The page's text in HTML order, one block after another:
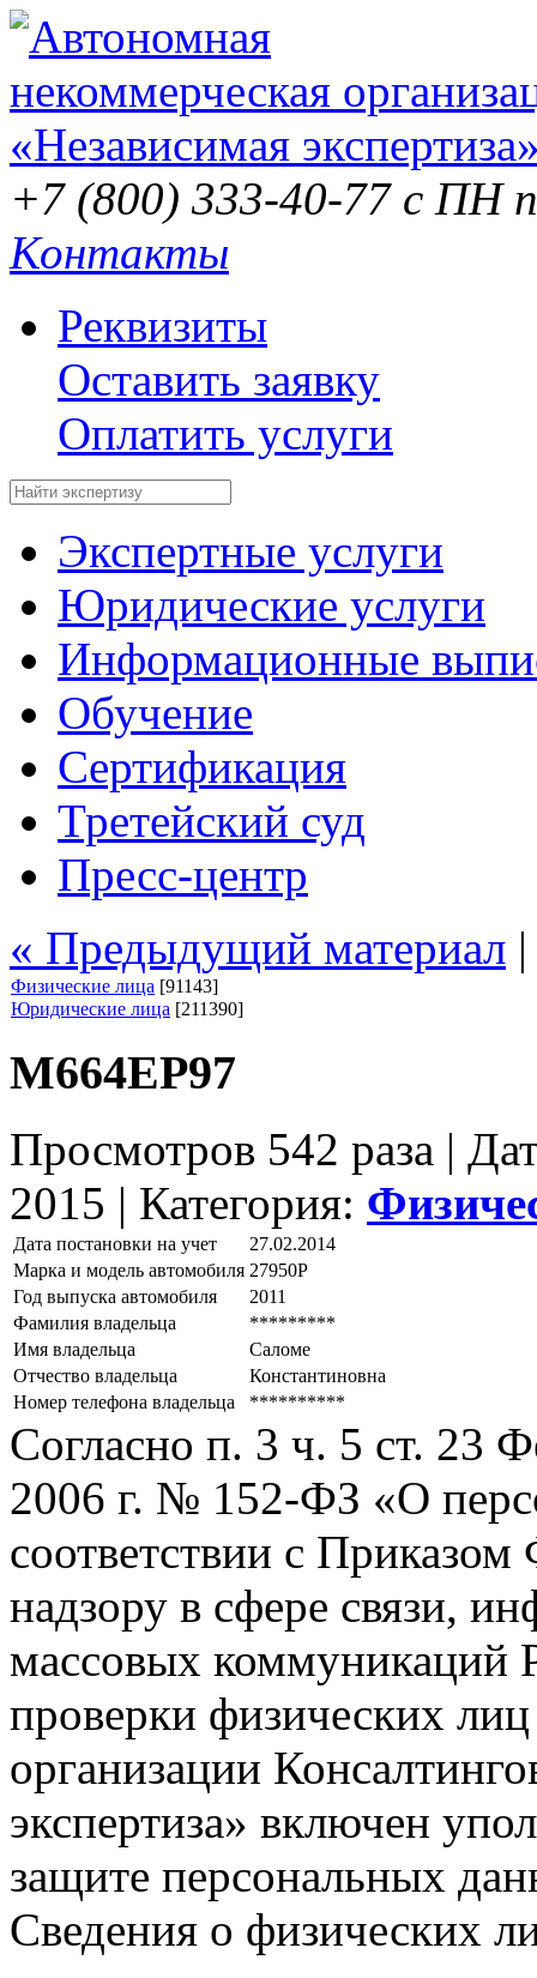
+7 (800) 333-40-77 с ПН
Контакты
Реквизиты
Оставить заявку
Оплатить услуги
Экспертные услуги
Юридические услуги
Информационные
Обучение
Сертификация
Третейский суд
Пресс-центр
« Предыдущий материал
Физические лица [91143]
Юридические лица [211390]
М664ЕР97
Просмотров 542 раза |
2015 | Категория:
Дата постановки на учет
27.02.2014
Марка и модель автомобиля 27950Р
Год выпуска автомобиля
2011
Фамилия владельца
*********
Имя владельца
Саломе
Отчество владельца
Константиновна
Номер телефона владельца
**********
Согласно п. 3 ч. 5 ст. 23
2006 г. № 152-ФЗ «О
соответствии с
надзору в сфере связи,
массовых коммуникаций
проверки физических
организации
экспертиза» включен
защите персональных
Сведения о физических